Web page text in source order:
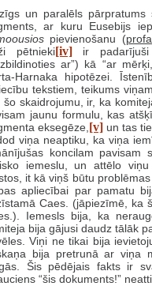
un paralēls
ar kuru Eusebijs
pievienošanu (
pētnieki[iv] ir padarījuši
ar”) kā “ar
Harnaka hipotēzei.
tekstiem, teikums
šo skaidrojumu, ir, ka
jaunu formulu, kas
eksegēze, [v] un tas
viņa neaptiku, ka viņa
koncilam
iemeslu, un attēlo
it kā viņš būtu
apliecībai par pamatu
Caes. (jāpiezīmē, ka
Iemesls bija, ka
bija gājusi daudz tālāk
Viņi ne tikai bija
bija pretrunā ar viņa
Šis pēdējais fakts ir
“šis dokuments!”